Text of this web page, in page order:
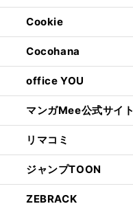
Cookie
Cocohana
office YOU
マンガMee公式サイト
リマコミ
ジャンプTOON
ZEBRACK